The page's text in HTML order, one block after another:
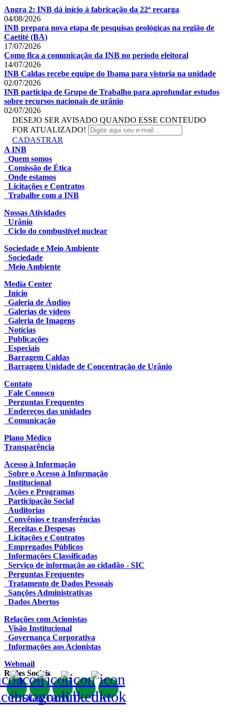
Angra 2: INB dá início à fabricação da 22ª recarga
04/08/2026
INB prepara nova etapa de pesquisas geológicas na região de
Caetité (BA)
17/07/2026
Como fica a comunicação da INB no período eleitoral
14/07/2026
INB Caldas recebe equipe do Ibama para vistoria na unidade
02/07/2026
INB participa de Grupo de Trabalho para aprofundar estudos
sobre recursos nacionais de urânio
02/07/2026
DESEJO SER AVISADO QUANDO ESSE CONTEUDO
FOR ATUALIZADO!
CADASTRAR
A INB
Quem somos
Comissão de Ética
Onde estamos
Licitações e Contratos
Trabalhe com a INB
Nossas Atividades
Urânio
Ciclo do combustível nuclear
Sociedade e Meio Ambiente
Sociedade
Meio Ambiente
Media Center
Inicio
Galeria de Áudios
Galerias de vídeos
Galeria de Imagens
Notícias
Publicações
Especiais
Barragem Caldas
Barragem Unidade de Concentração de Urânio
Contato
Fale Conosco
Perguntas Frequentes
Endereços das unidades
Comunicação
Plano Médico
Transparência
Acesso à Informação
Sobre o Acesso à Informação
Institucional
Ações e Programas
Participação Social
Auditorias
Convênios e transferências
Receitas e Despesas
Licitações e Contratos
Empregados Públicos
Informações Classificadas
Serviço de informação ao cidadão - SIC
Perguntas Frequentes
Tratamento de Dados Pessoais
Sanções Administrativas
Dados Abertos
Relações com Acionistas
Visão Institucional
Governança Corporativa
Informações aos Acionistas
Webmail
Redes Sociais